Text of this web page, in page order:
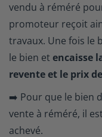
vendu à réméré
promoteur reçoit
travaux. Une fois le
le bien etencaisse
revente et le prix
➡️ Pour que le bien
vente à réméré, il
achevé.